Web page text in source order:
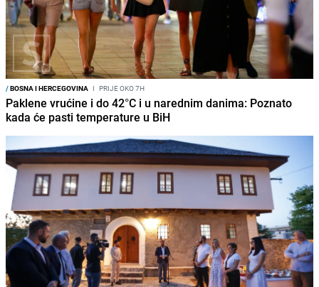
/BOSNA I HERCEGOVINA I PRIJE OKO 7H
Paklene vrućine i do 42°C i u narednim danima: Poznato
kada će pasti temperature u BiH